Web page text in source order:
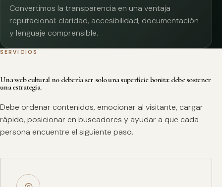
Convertimos la transparencia en una ventaja
reputacional: claridad, accesibilidad, documentación
y lenguaje comprensible.
SERVICIOS
Una web cultural no debería ser solo una superficie bonita: debe sostener
una estrategia.
Debe ordenar contenidos, emocionar al visitante, cargar
rápido, posicionar en buscadores y ayudar a que cada
persona encuentre el siguiente paso.